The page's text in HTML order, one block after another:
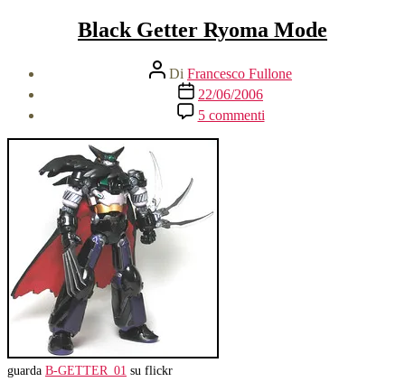
Black Getter Ryoma Mode
Autore
articolo
Di Francesco Fullone
Data
dell'articolo
22/06/2006
5 commentisu
Black
guarda B-GETTER_01 su flickr